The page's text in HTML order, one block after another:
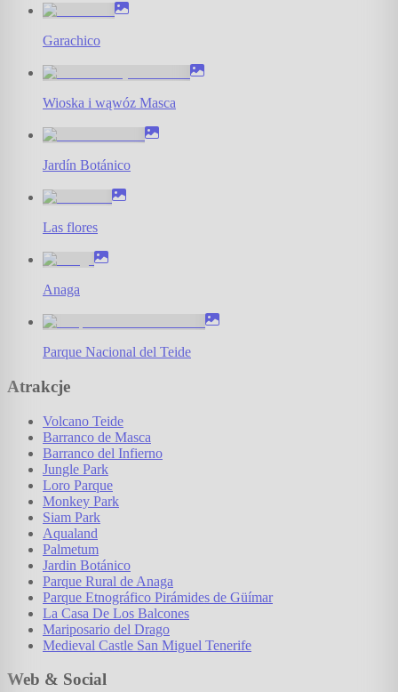
Garachico
Wioska i wąwóz Masca
Jardín Botánico
Las flores
Anaga
Parque Nacional del Teide
Atrakcje
Volcano Teide
Barranco de Masca
Barranco del Infierno
Jungle Park
Loro Parque
Monkey Park
Siam Park
Aqualand
Palmetum
Jardin Botánico
Parque Rural de Anaga
Parque Etnográfico Pirámides de Güímar
La Casa De Los Balcones
Mariposario del Drago
Medieval Castle San Miguel Tenerife
Web & Social